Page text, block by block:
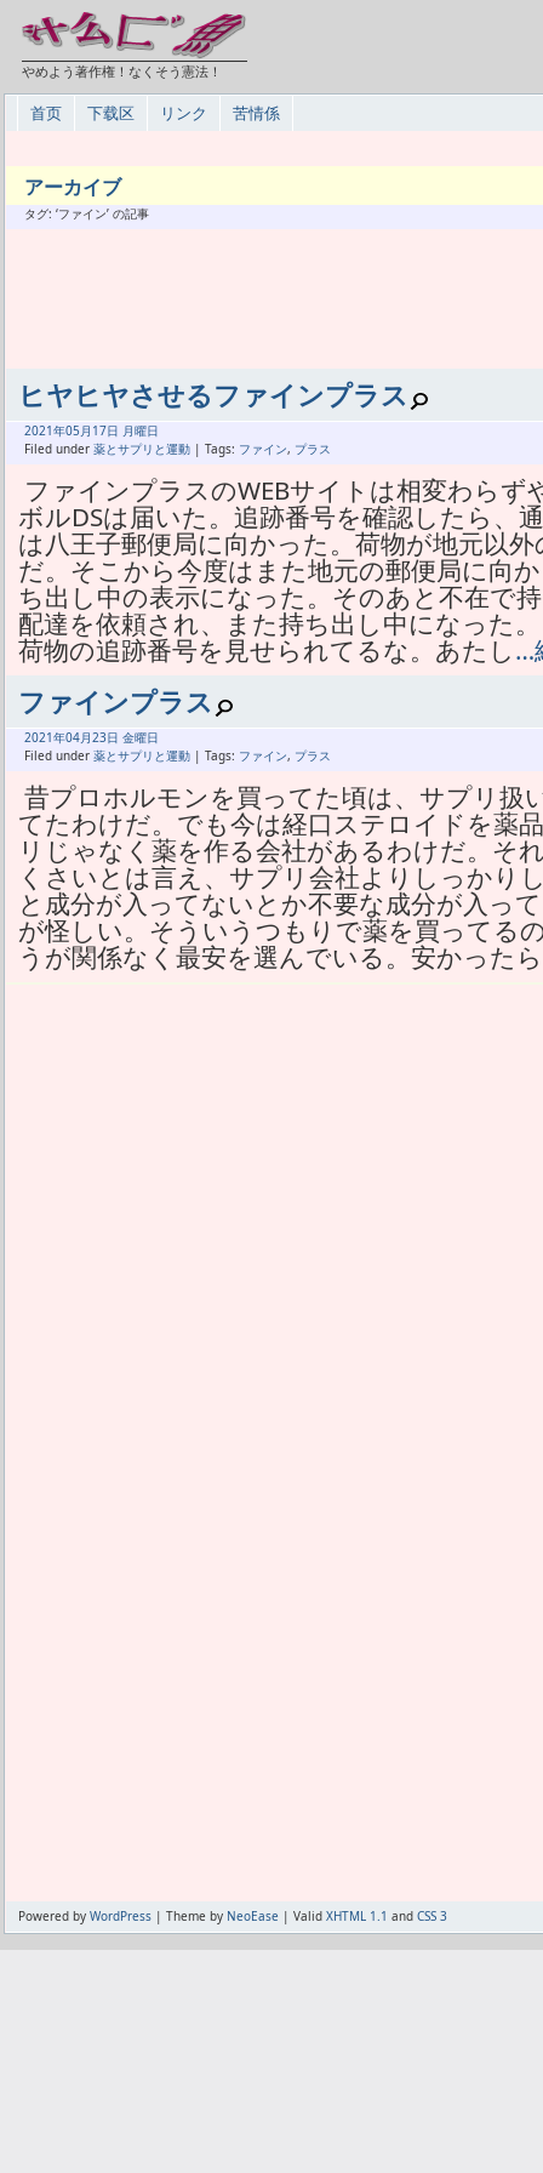
やめよう著作権！なくそう憲法！
首页 下载区 リンク 苦情係
アーカイブ
タグ: ‘ファイン’ の記事
ヒヤヒヤさせるファインプラス
2021年05月 17日 月曜日
Filed under 薬とサプリと運動 | Tags: ファイン, プラス
ファインプラスのWEBサイトは相変わら
ボルDSは届いた。追跡番号を確認したら、
は八王子郵便局に向かった。荷物が地元以
だ。そこから今度はまた地元の郵便局に向
ち出し中の表示になった。そのあと不在で
配達を依頼され、また持ち出し中になった
荷物の追跡番号を見せられてるな。あたし…
ファインプラス
2021年04月23日 金曜日
Filed under 薬とサプリと運動 | Tags: ファイン, プラス
昔プロホルモンを買ってた頃は、サプリ扱
てたわけだ。でも今は経口ステロイドを薬
リじゃなく薬を作る会社があるわけだ。そ
くさいとは言え、サプリ会社よりしっかり
と成分が入ってないとか不要な成分が入っ
が怪しい。そういうつもりで薬を買ってる
うが関係なく最安を選んでいる。安かった
Powered by WordPress | Theme by NeoEase | Valid XHTML 1.1 and CSS 3